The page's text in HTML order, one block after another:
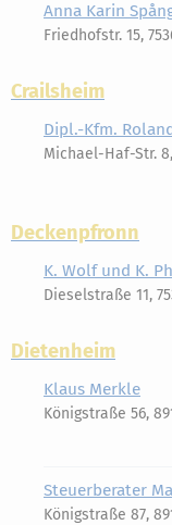
Anna Karin
Friedhofstr. 15,
Crailsheim
Dipl.-Kfm.
Michael-Haf-Str. 8,
Deckenpfronn
K. Wolf und K.
Dieselstraße 11,
Dietenheim
Klaus Merkle
Königstraße 56,
Steuerberater
Königstraße 87,